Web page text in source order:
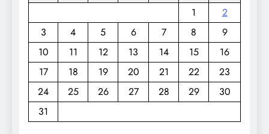
1
2
3
4 5 6 7 8
9
10
11 12 13 14 15
16
17
18 19 20 21 22
23
24
25 26 27 28 29
30
31